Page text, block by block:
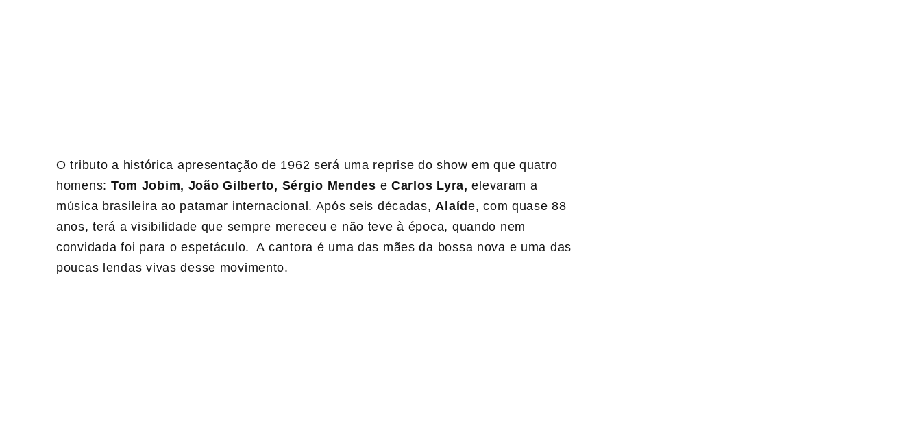
Otributo a histórica apresentação de 1962 será uma reprise do show em que quatro
homens: Tom Jobim, João Gilberto, Sérgio Mendes eCarlos Lyra, elevaram a
música brasileira ao patamar internacional. Após seis décadas, Alaíde, com quase 88
anos, terá a visibilidade que sempre mereceu e não teve à época, quando nem
convidada foi para o espetáculo. A cantora é uma das mães da bossa nova e uma das
poucas lendas vivas desse movimento.